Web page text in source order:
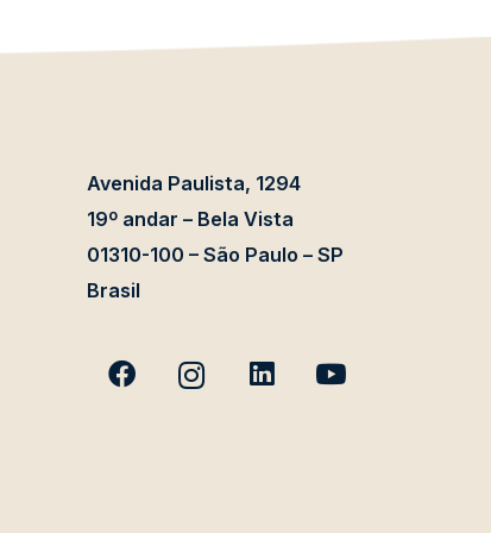
Avenida Paulista, 1294
19º andar – Bela Vista
01310-100 – São Paulo – SP
Brasil